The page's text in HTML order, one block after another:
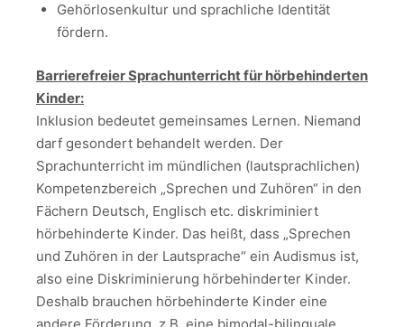
Gehörlosenkultur und sprachliche Identität
fördern.
Barrierefreier Sprachunterricht für hörbehinderten
Kinder:
Inklusion bedeutet gemeinsames Lernen. Niemand
darf gesondert behandelt werden. Der
Sprachunterricht im mündlichen (lautsprachlichen)
Kompetenzbereich „Sprechen und Zuhören“ in den
Fächern Deutsch, Englisch etc. diskriminiert
hörbehinderte Kinder. Das heißt, dass „Sprechen
und Zuhören in der Lautsprache“ ein Audismus ist,
also eine Diskriminierung hörbehinderter Kinder.
Deshalb brauchen hörbehinderte Kinder eine